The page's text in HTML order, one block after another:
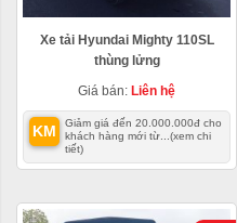
Xe tải Hyundai Mighty 110SL
thùng lửng
Giá bán: Liên hệ
KM
Giảm giá đến 20.000.000đ cho
khách hàng mới từ... (xem chi
tiết)